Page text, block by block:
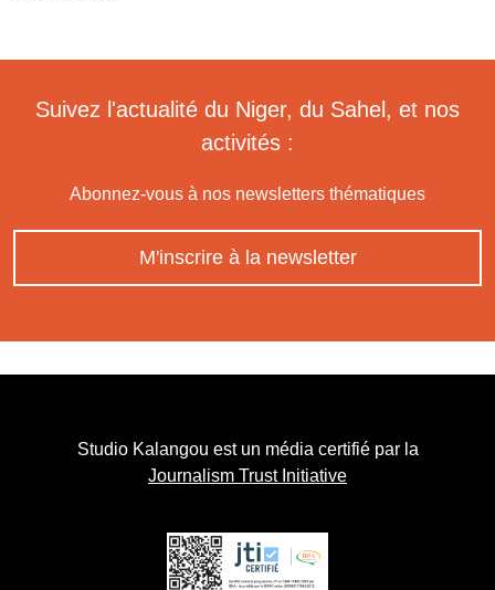
Suivez l'actualité du Niger, du Sahel, et nos
activités :
Abonnez-vous à nos newsletters thématiques
M'inscrire à la newsletter
Studio Kalangou est un média certifié par la
Journalism Trust Initiative